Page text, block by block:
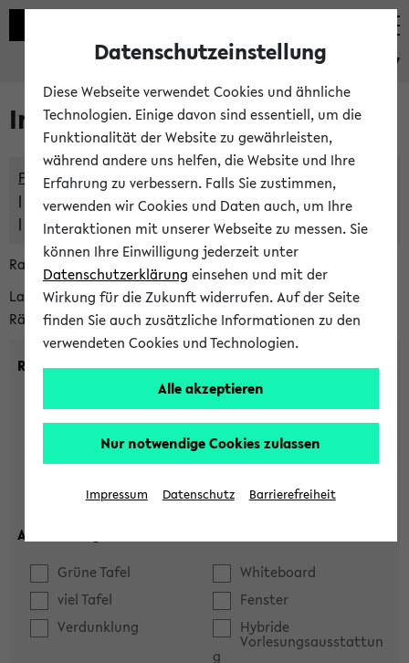
eKVV
Im eKVV verwaltete Räume
Freie Räume und Veranstaltungsüberschneidungen
Raumüberschneidungen
Hinweise der zentralen Raumvergabe
Raumanfragen:
raumvergabe@uni-bielefeld.de
Lassen Sie sich alle Räume anzeigen oder suchen Sie nach
Räumen mit bestimmten Eigenschaften:
Raumkriterien:
max. Plätze:
Ausstattung:
Grüne Tafel
Whiteboard
viel Tafel
Fenster
Verdunklung
Hybride
Vorlesungsausstattun
g
Datenschutzeinstellung
Diese Webseite verwendet Cookies und ähnliche
Technologien. Einige davon sind essentiell, um die
Funktionalität der Website zu gewährleisten,
während andere uns helfen, die Website und Ihre
Erfahrung zu verbessern. Falls Sie zustimmen,
verwenden wir Cookies und Daten auch, um Ihre
Interaktionen mit unserer Webseite zu messen. Sie
können Ihre Einwilligung jederzeit unter
Datenschutzerklärung einsehen und mit der
Wirkung für die Zukunft widerrufen. Auf der Seite
finden Sie auch zusätzliche Informationen zu den
verwendeten Cookies und Technologien.
Alle akzeptieren
Nur notwendige Cookies zulassen
Impressum Datenschutz Barrierefreiheit